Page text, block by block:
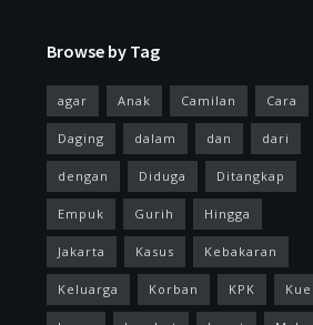
Browse by Tag
agar Anak Camilan Cara
Daging dalam dan dari
dengan Diduga Ditangkap
Empuk Gurih Hingga
Jakarta Kasus Kebakaran
Keluarga Korban KPK Kue